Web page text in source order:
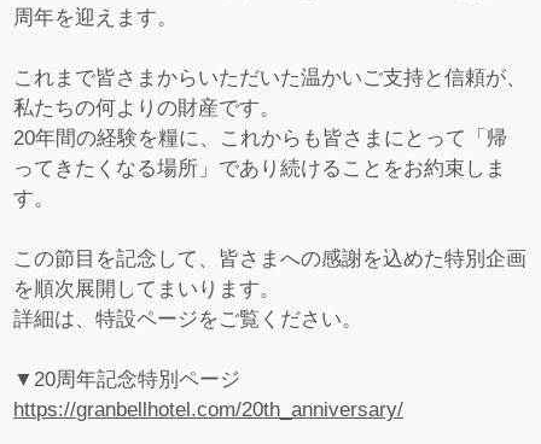
周年を迎えます。
これまで皆さまからいただいた温かいご支持と信頼が、
私たちの何よりの財産です。
20年間の経験を糧に、これからも皆さまにとって「帰
ってきたくなる場所」であり続けることをお約束しま
す。
この節目を記念して、皆さまへの感謝を込めた特別企画
を順次展開してまいります。
詳細は、特設ページをご覧ください。
▼20周年記念特別ページ
https://granbellhotel.com/20th_anniversary/